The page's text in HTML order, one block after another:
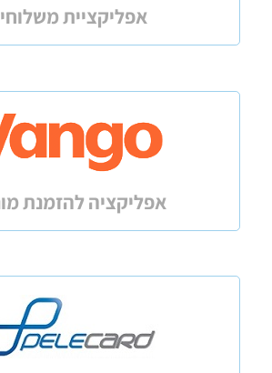
אפליקציית
אפליקציה להזמנת